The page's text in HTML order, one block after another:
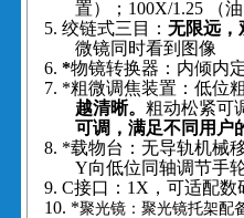
置）；100X/1.25 （
5. 绞链式三目： 无限远，
微镜同时看到图像
6. *物镜转换器：内倾内
7. *粗微调焦装置：低位
越清晰。 粗动松紧可
可调，满足不同用户
8. *载物台：无导轨机械
Y向低位同轴调节手
9. C接口：1X，可适配
10. *聚光镜：聚光镜托架配